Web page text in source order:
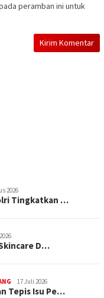
peramban ini untuk
2026
Tingkatkan …
D…
17 Juli 2026
Tepis Isu Pe…